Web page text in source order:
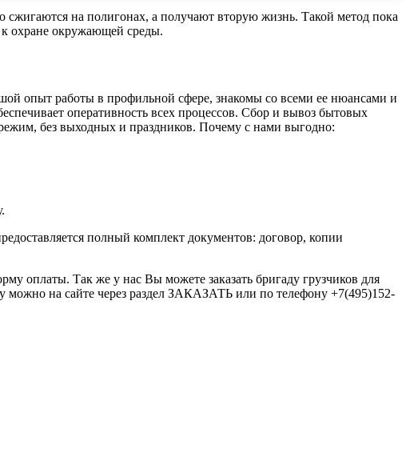
сжигаются на полигонах, а получают вторую жизнь. Такой метод пока
к охране окружающей среды.
опыт работы в профильной сфере, знакомы со всеми ее нюансами и
оперативность всех процессов. Сбор и вывоз бытовых
без выходных и праздников. Почему с нами выгодно:
полный комплект документов: договор, копии
оплаты. Так же у нас Вы можете заказать бригаду грузчиков для
на сайте через раздел ЗАКАЗАТЬ или по телефону +7(495)152-